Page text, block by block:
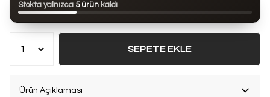
Stokta yalnızca 5 ürün kaldı
SEPETE EKLE
Ürün Açıklaması